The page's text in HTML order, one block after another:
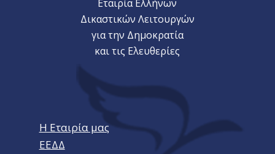
Εταιρία Ελλήνων
Δικαστικών Λειτουργών
για την Δημοκρατία
και τις Ελευθερίες
Η Εταιρία μας
ΕΕΔΔ